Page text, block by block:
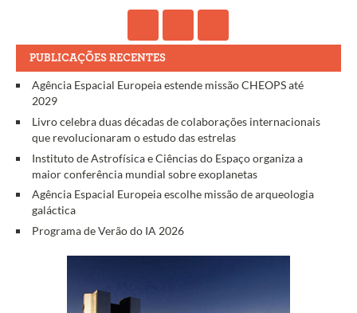
PUBLICAÇÕES RECENTES
Agência Espacial Europeia estende missão CHEOPS até
2029
Livro celebra duas décadas de colaborações internacionais
que revolucionaram o estudo das estrelas
Instituto de Astrofísica e Ciências do Espaço organiza a
maior conferência mundial sobre exoplanetas
Agência Espacial Europeia escolhe missão de arqueologia
galáctica
Programa de Verão do IA 2026